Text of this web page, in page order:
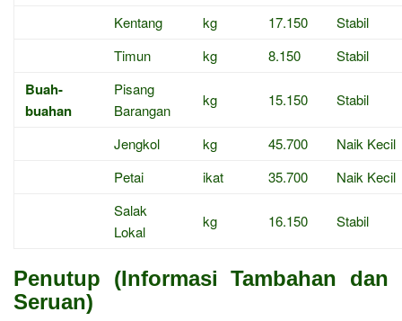
Kentang
kg 17.150
Stabil
Timun
kg 8.150 Stabil
Buah-
buahan
Pisang
Barangan
kg 15.150 Stabil
Jengkol kg 45.700
Naik Kecil
Petai
ikat 35.700
Naik Kecil
Salak
Lokal
kg 16.150 Stabil
Penutup (Informasi Tambahan dan
Seruan)